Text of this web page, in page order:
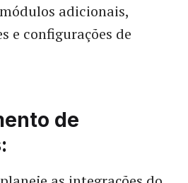
adicionais,
e configurações de
de